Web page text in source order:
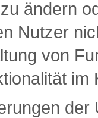
ändern
Nutzer
von
im
der